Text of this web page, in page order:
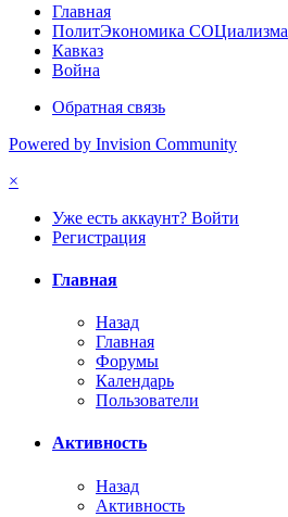
Главная
ПoлитЭкoнoмика СOЦиализма
Кавказ
Война
Обратная связь
Powered by Invision Community
×
Уже есть аккаунт? Войти
Регистрация
Главная
Назад
Главная
Форумы
Календарь
Пользователи
Активность
Назад
Активность